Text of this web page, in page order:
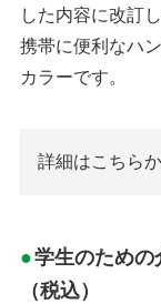
した内容に改訂
携帯に便利なハ
カラーです。
詳細はこちら
学生のため
（税込）